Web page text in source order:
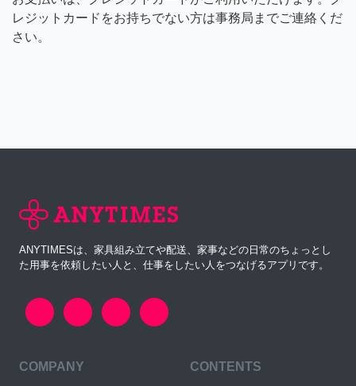
レジットカードをお持ちでない方は事務局までご連絡くだ
さい。
ANYTIMESは、家具組み立てや配送、家事などの日常のちょっとし
た用事を依頼したい人と、仕事をしたい人をつなげるアプリです。
COMPANY CONTENTS